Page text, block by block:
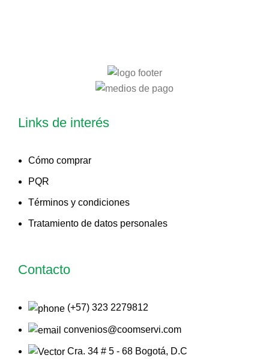
Links de interés
Cómo comprar
PQR
Términos y condiciones
Tratamiento de datos personales
Contacto
(+57) 323 2279812
convenios@coomservi.com
Cra. 34 # 5 - 68 Bogotá, D.C